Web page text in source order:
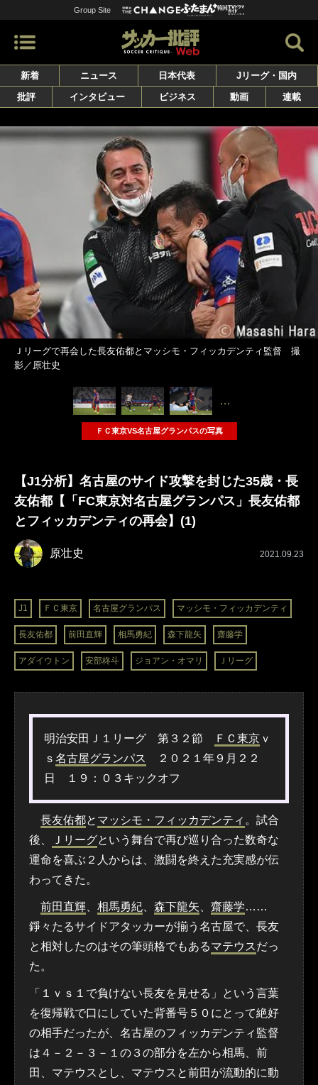
Group Site
新着 ニュース 日本代表
Jリーグ・国内
批評
インタビュー ビジネス 動画 連載
Ｊリーグで再会した長友佑都とマッシモ・フィッカデンティ監督 撮
影／原壮史
…
ＦＣ東京VS名古屋グランパスの写真
【J1分析】名古屋のサイド攻撃を封じた35歳・長
友佑都【「FC東京対名古屋グランパス」長友佑都
とフィッカデンティの再会】(1)
原壮史 2021.09.23
J1 ＦＣ東京 名古屋グランパス マッシモ・フィッカデンティ
長友佑都 前田直輝 相馬勇紀 森下龍矢 齋藤学
アダイウトン 安部柊斗 ジョアン・オマリ Ｊリーグ
明治安田Ｊ１リーグ 第３２節 ＦＣ東京 ｖ
ｓ 名古屋グランパス
２０２１年９月２２
日 １９：０３キックオフ
長友佑都と マッシモ・フィッカデンティ 。試合
後、
Ｊリーグという舞台で再び巡り合った数奇な
運命を喜ぶ２人からは、激闘を終えた充実感が伝
わってきた。
前田直輝 相馬勇紀 森下龍矢 齋藤学……
錚々たるサイドアタッカーが揃う名古屋で、長友
と相対したのはその筆頭格でもあるマテウスだっ
た。
「１ｖｓ１で負けない長友を見せる」という言葉
を復帰戦で口にしていた背番号５０にとって絶好
の相手だったが、名古屋のフィッカデンティ監督
は４－２－３－１の３の部分を左から相馬、前
田、マテウスとし、マテウスと前田が流動的に動